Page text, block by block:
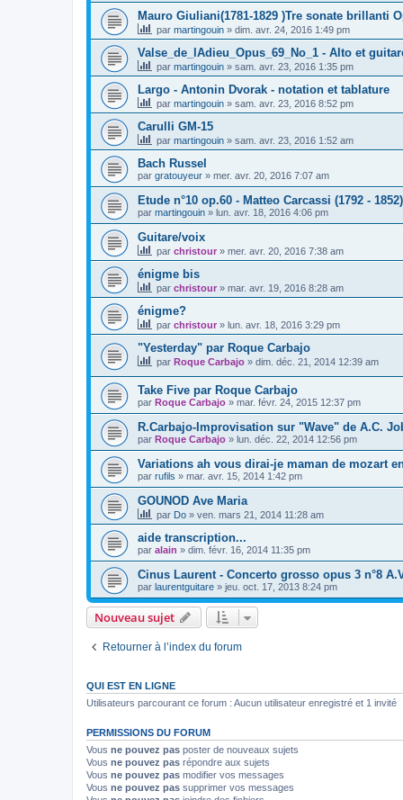
Mauro Giuliani(1781-1829 )Tre sonate brillanti
par martingouin » dim. avr. 24, 2016 1:49 pm
Valse_de_lAdieu_Opus_69_No_1 - Alto et
par martingouin » sam. avr. 23, 2016 1:35 pm
Largo - Antonin Dvorak - notation et tablature
par martingouin » sam. avr. 23, 2016 8:52 pm
Carulli GM-15
par martingouin » sam. avr. 23, 2016 1:52 am
Bach Russel
par gratouyeur » mer. avr. 20, 2016 7:07 am
Etude n°10 op.60 - Matteo Carcassi (1792 - 1852)
par martingouin » lun. avr. 18, 2016 4:06 pm
Guitare/voix
par christour » mer. avr. 20, 2016 7:38 am
énigme bis
par christour » mar. avr. 19, 2016 8:28 am
énigme?
par christour » lun. avr. 18, 2016 3:29 pm
"Yesterday" par Roque Carbajo
par Roque Carbajo » dim. déc. 21, 2014 12:39 am
Take Five par Roque Carbajo
par Roque Carbajo » mar. févr. 24, 2015 12:37 pm
R.Carbajo-Improvisation sur "Wave" de A.C.
par Roque Carbajo » lun. déc. 22, 2014 12:56 pm
Variations ah vous dirai-je maman de mozart
par rufils » mar. avr. 15, 2014 1:42 pm
GOUNOD Ave Maria
par Do » ven. mars 21, 2014 11:28 am
aide transcription...
par alain » dim. févr. 16, 2014 11:35 pm
Cinus Laurent - Concerto grosso opus 3 n°8
par laurentguitare » jeu. oct. 17, 2013 8:24 pm
Nouveau sujet
Retourner à l’index du forum
QUI EST EN LIGNE
Utilisateurs parcourant ce forum : Aucun utilisateur enregistré et 1 invité
PERMISSIONS DU FORUM
Vous ne pouvez pas poster de nouveaux sujets
Vous ne pouvez pas répondre aux sujets
Vous ne pouvez pas modifier vos messages
Vous ne pouvez pas supprimer vos messages